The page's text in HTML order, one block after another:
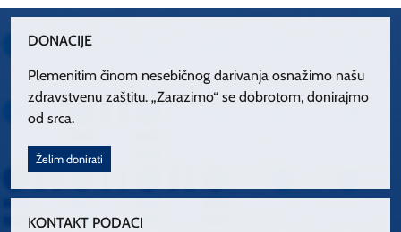
DONACIJE
Plemenitim činom nesebičnog darivanja osnažimo našu
zdravstvenu zaštitu. „Zarazimo“ se dobrotom, donirajmo
od srca.
Želim donirati
KONTAKT PODACI